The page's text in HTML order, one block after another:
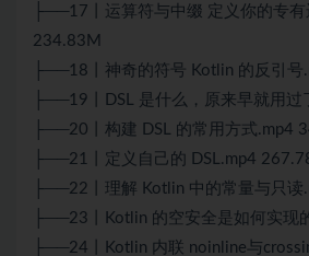
├──17丨运算符与中缀 定义你的专有
234.83M
├──18丨神奇的符号 Kotlin 的反引号
├──19丨DSL 是什么，原来早就用过
├──20丨构建 DSL 的常用方式.mp4
├──21丨定义自己的 DSL.mp4
├──22丨理解 Kotlin 中的常量与只读
├──23丨Kotlin 的空安全是如何实现
├──24丨Kotlin 内联 noinline与